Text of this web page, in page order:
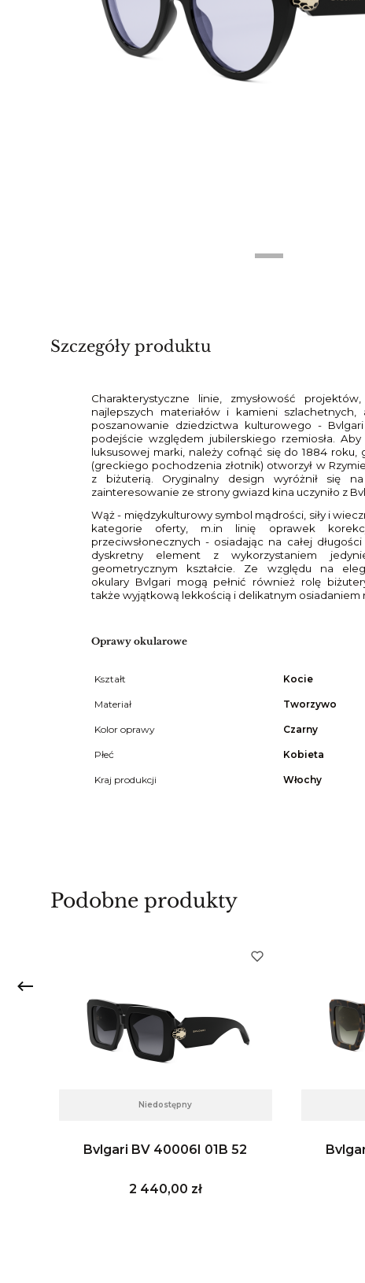
Szczegóły produktu
Charakterystyczne linie, zmysłowość
najlepszych materiałów i kamieni
poszanowanie dziedzictwa kulturowego - Bvlgari
podejście względem jubilerskiego rzemiosła.
luksusowej marki, należy cofnąć się do 1884 roku,
(greckiego pochodzenia złotnik) otworzył w
z biżuterią. Oryginalny design wyróżnił się
zainteresowanie ze strony gwiazd kina uczyniło z
Wąż - międzykulturowy symbol mądrości, siły i
kategorie oferty, m.in linię oprawek
przeciwsłonecznych - osiadając na całej
dyskretny element z wykorzystaniem
geometrycznym kształcie. Ze względu na
okulary Bvlgari mogą pełnić również rolę
także wyjątkową lekkością i delikatnym osiadaniem
Oprawy okularowe
Kształt Kocie
Materiał Tworzywo
Kolor oprawy Czarny
Płeć Kobieta
Kraj produkcji Włochy
Podobne produkty
Niedostępny
Bvlgari BV 40006I 01B 52
Cena
2 440,00 zł